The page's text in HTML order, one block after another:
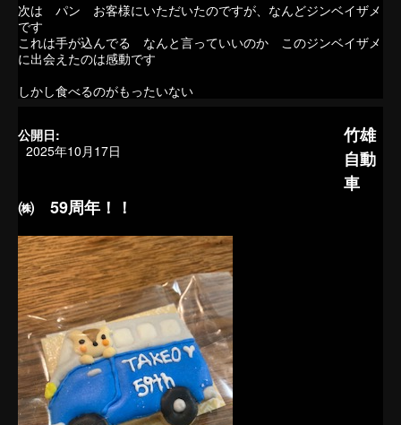
次は パン お客様にいただいたのですが、なんどジンベイザメ
です
これは手が込んでる なんと言っていいのか このジンベイザメ
に出会えたのは感動です
しかし食べるのがもったいない
公開日:
2025年10月17日
竹雄
自動
車
㈱ 59周年！！